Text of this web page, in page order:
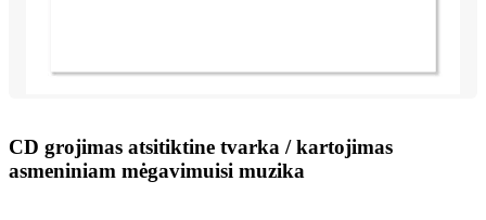
CD grojimas atsitiktine tvarka / kartojimas
asmeniniam mėgavimuisi muzika